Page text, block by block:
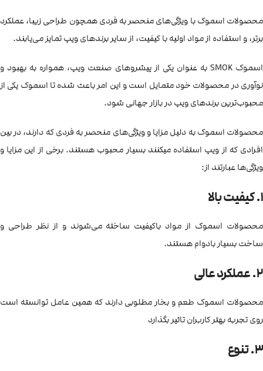
محصولات اسموک با ویژگی‌های منحصر به فردی همچون طراحی زیبا، عملکرد
برتر، و استفاده از مواد اولیه با کیفیت، از سایر برندهای ویپ تمایز می‌یابند.
اسموک SMOK به عنوان یکی از پیشروهای صنعت ویپ، همواره به بهبود و
نوآوری در محصولات خود متمایل است و این امر باعث شده تا اسموک یکی از
محبوب‌ترین برندهای ویپ در بازار جهانی شود.
محصولات اسموک به دلیل مزایا و ویژگی‌های منحصر به فردی که دارند، در بین
افرادی که از ویپ استفاده میکنند بسیار محبوب هستند. برخی از این مزایا و
ویژگی‌ها عبارتند از:
1. کیفیت بالا
محصولات اسموک از مواد باکیفیت ساخته می‌شوند و از نظر طراحی و
ساخت بسیار بادوام هستند.
2. عملکرد عالی
محصولات اسموک طعم و بخار مطلوبی دارند که همین عامل توانسته است
روی تجربه بهتر کاربران تاثیر بگذارد
3. تنوع